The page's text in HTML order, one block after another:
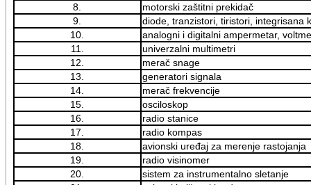
8.
motorski zaštitni prekidač
9.
diode, tranzistori, tiristori, integrisana
10.
analogni i digitalni ampermetar,
11.
univerzalni multimetri
12.
merač snage
13.
generatori signala
14.
merač frekvencije
15.
osciloskop
16.
radio stanice
17.
radio kompas
18.
avionski uređaj za merenje rastojanja
19.
radio visinomer
20.
sistem za instrumentalno sletanje